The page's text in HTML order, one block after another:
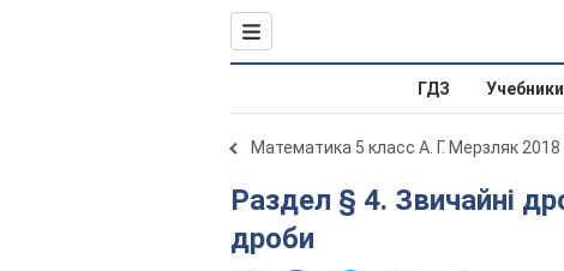
ГДЗ Учебники
Математика 5 класс А. Г. Мерзляк 2018
Раздел § 4. Звичайні дроби. 25. Уявлення про звичайні
дроби